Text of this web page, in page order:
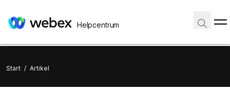
Helpcentrum
Start / Artikel